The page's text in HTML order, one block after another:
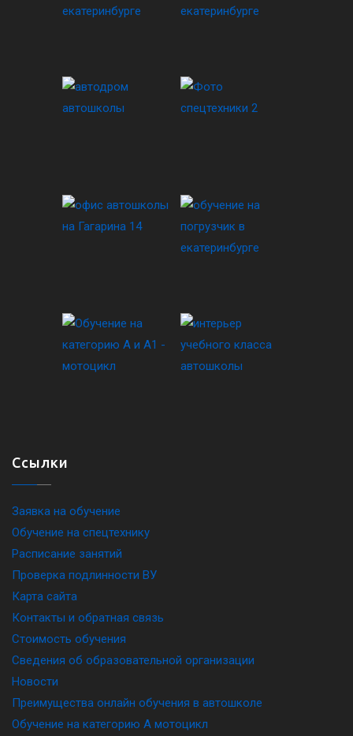
Ссылки
Заявка на обучение
Обучение на спецтехнику
Расписание занятий
Проверка подлинности ВУ
Карта сайта
Контакты и обратная связь
Стоимость обучения
Сведения об образовательной организации
Новости
Преимущества онлайн обучения в автошколе
Обучение на категорию A мотоцикл